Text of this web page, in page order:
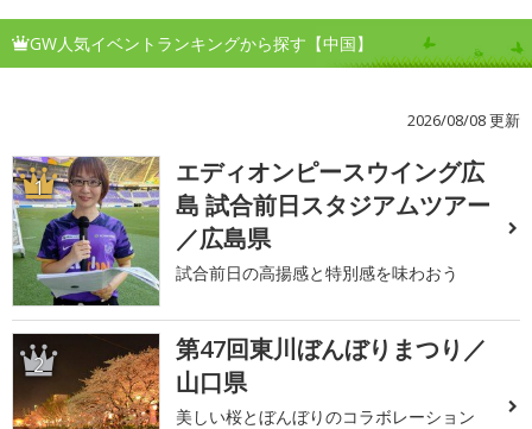
GW人気イベントランキングから探す【中国】
2026/08/08 更新
1
エディオンピースウイング広
島 試合前日スタジアムツアー
／広島県
試合前日の高揚感と特別感を味わおう
2
第47回東川ぼんぼりまつり／
山口県
美しい桜とぼんぼりのコラボレーション